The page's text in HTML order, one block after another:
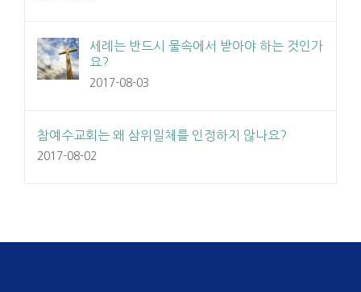
세례는 반드시 물속에서 받아야 하는 것인가
요?
2017-08-03
참예수교회는 왜 삼위일체를 인정하지 않나요?
2017-08-02